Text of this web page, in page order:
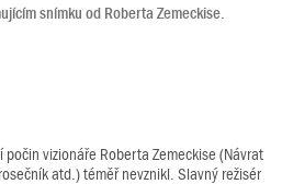
snímku od Roberta Zemeckise.
vizionáře Roberta Zemeckise (Návrat
atd.) téměř nevznikl. Slavný režisér